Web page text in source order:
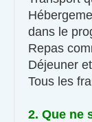
dans le
Repas
Déjeuner
Tous les
2. Que ne